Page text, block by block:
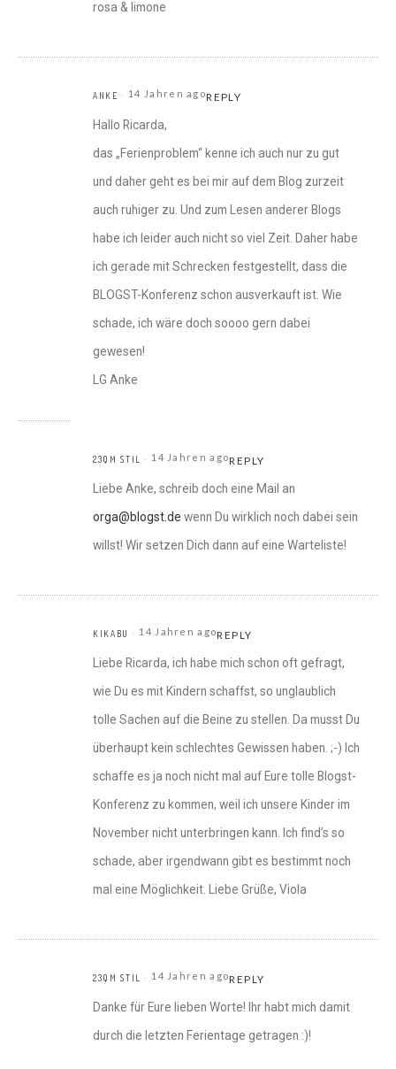
rosa & limone
ANKE 14 Jahren agoREPLY
Hallo Ricarda,
das „Ferienproblem“ kenne ich auch nur zu gut
und daher geht es bei mir auf dem Blog zurzeit
auch ruhiger zu. Und zum Lesen anderer Blogs
habe ich leider auch nicht so viel Zeit. Daher habe
ich gerade mit Schrecken festgestellt, dass die
BLOGST-Konferenz schon ausverkauft ist. Wie
schade, ich wäre doch soooo gern dabei
gewesen!
LG Anke
23QM STIL 14 Jahren agoREPLY
Liebe Anke, schreib doch eine Mail an
orga@blogst.de wenn Du wirklich noch dabei sein
willst! Wir setzen Dich dann auf eine Warteliste!
KIKABU 14 Jahren agoREPLY
Liebe Ricarda, ich habe mich schon oft gefragt,
wie Du es mit Kindern schaffst, so unglaublich
tolle Sachen auf die Beine zu stellen. Da musst Du
überhaupt kein schlechtes Gewissen haben. ;-) Ich
schaffe es ja noch nicht mal auf Eure tolle Blogst-
Konferenz zu kommen, weil ich unsere Kinder im
November nicht unterbringen kann. Ich find’s so
schade, aber irgendwann gibt es bestimmt noch
mal eine Möglichkeit. Liebe Grüße, Viola
23QM STIL 14 Jahren agoREPLY
Danke für Eure lieben Worte! Ihr habt mich damit
durch die letzten Ferientage getragen :)!